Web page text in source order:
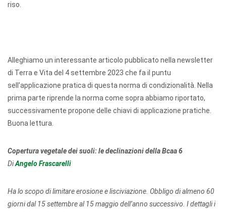
riso.
Alleghiamo un interessante articolo pubblicato nella newsletter
di Terra e Vita del 4 settembre 2023 che fa il puntu
sell'applicazione pratica di questa norma di condizionalità. Nella
prima parte riprende la norma come sopra abbiamo riportato,
successivamente propone delle chiavi di applicazione pratiche.
Buona lettura.
Copertura vegetale dei suoli: le declinazioni della Bcaa 6
DiAngelo Frascarelli
Ha lo scopo di limitare erosione e lisciviazione. Obbligo di almeno 60
giorni dal 15 settembre al 15 maggio dell’anno successivo. I dettagli i